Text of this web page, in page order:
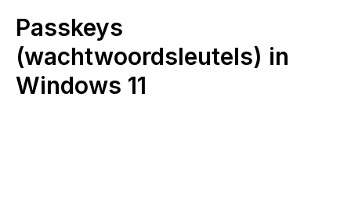
Passkeys
(wachtwoordsleutels) in
Windows 11